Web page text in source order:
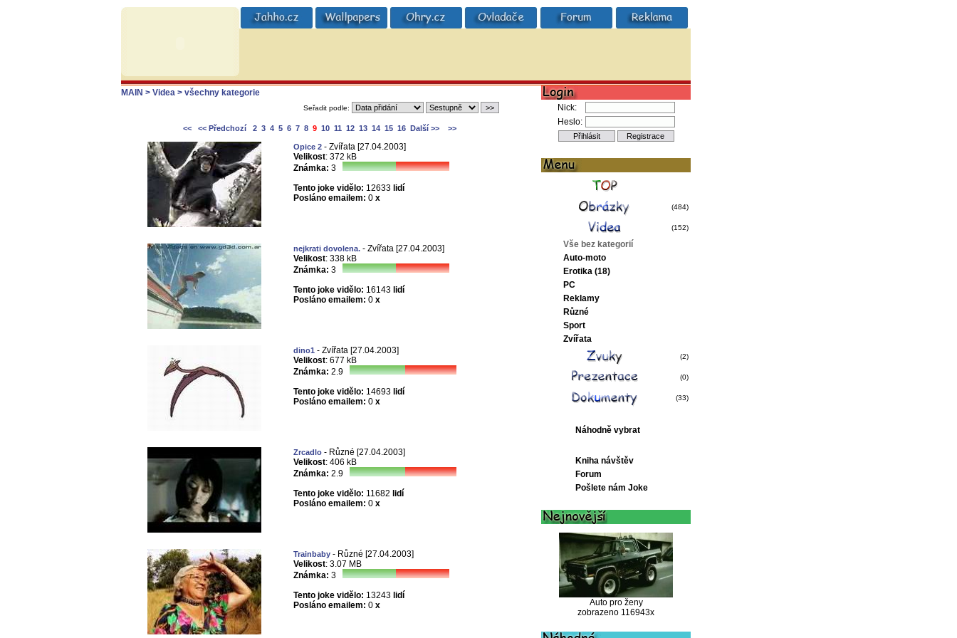
MAIN > Videa > všechny kategorie
Nick:
Heslo:
(484)
(152)
Vše bez kategorií
Auto-moto
Erotika (18)
PC
Reklamy
Různé
Sport
Zvířata
(2)
(0)
(33)
Náhodně vybrat
Kniha návštěv
Forum
Pošlete nám Joke
Auto pro ženy
zobrazeno 116943x
Seřadit podle:
<< << Předchozí 2 3 4 5 6 7 8 9 10 11 12 13 14 15 16 Další >> >>
Opice 2- Zvířata [27.04.2003]
Velikost: 372 kB
Známka: 3
Tento joke vidělo: 12633 lidí
Posláno emailem: 0 x
nejkrati dovolena.- Zvířata [27.04.2003]
Velikost: 338 kB
Známka: 3
Tento joke vidělo: 16143 lidí
Posláno emailem: 0 x
dino1- Zvířata [27.04.2003]
Velikost: 677 kB
Známka: 2.9
Tento joke vidělo: 14693 lidí
Posláno emailem: 0 x
Zrcadlo- Různé [27.04.2003]
Velikost: 406 kB
Známka: 2.9
Tento joke vidělo: 11682 lidí
Posláno emailem: 0 x
Trainbaby- Různé [27.04.2003]
Velikost: 3.07 MB
Známka: 3
Tento joke vidělo: 13243 lidí
Posláno emailem: 0 x